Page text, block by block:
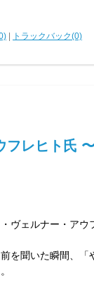
トラックバック(0)
フレヒト氏
ヴェルナー・アウ
を聞いた瞬間、